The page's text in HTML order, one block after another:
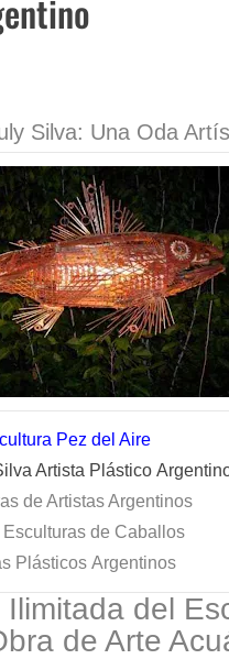
Silva: Una Oda
Pez del Aire
Artista Plástico
de Artistas Argentinos
Esculturas de Caballos
Plásticos Argentinos
del
de Arte